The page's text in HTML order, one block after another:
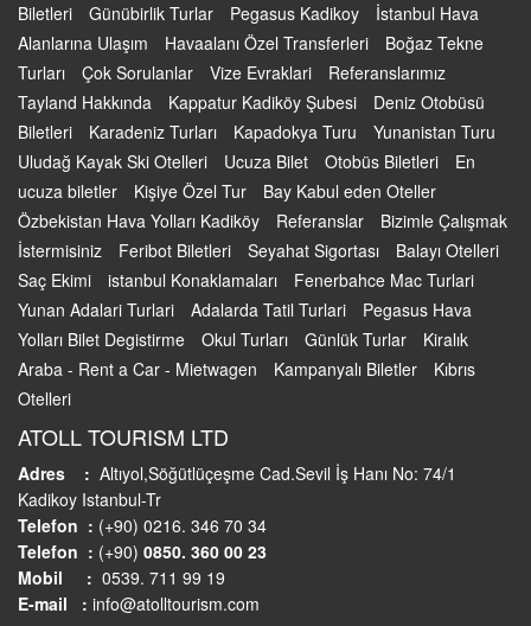
Biletleri
Günübirlik Turlar Pegasus Kadikoy
İstanbul Hava
Alanlarına Ulaşım
Havaalanı Özel Transferleri
Boğaz Tekne
Turları
Çok Sorulanlar Vize Evraklari
Referanslarımız
Tayland Hakkında
Kappatur Kadiköy Şubesi
Deniz Otobüsü
Biletleri
Karadeniz Turları Kapadokya Turu
Yunanistan Turu
Uludağ Kayak Ski Otelleri
Ucuza Bilet Otobüs Biletleri
En
ucuza biletler
Kişiye Özel Tur
Bay Kabul eden Oteller
Özbekistan Hava Yolları Kadiköy
Referanslar
Bizimle Çalışmak
İstermisiniz
Feribot Biletleri Seyahat Sigortası
Balayı Otelleri
Saç Ekimi
istanbul Konaklamaları
Fenerbahce Mac Turlari
Yunan Adalari Turlari
Adalarda Tatil Turlari
Pegasus Hava
Yolları Bilet Degistirme
Okul Turları Günlük Turlar
Kiralık
Araba - Rent a Car - Mietwagen
Kampanyalı Biletler
Kıbrıs
Otelleri
ATOLL TOURISM LTD
Adres : Altıyol,Söğütlüçeşme Cad.Sevil İş Hanı No: 74/1
Kadikoy Istanbul-Tr
Telefon : (+90) 0216. 346 70 34
Telefon : (+90) 0850. 360 00 23
Mobil : 0539. 711 99 19
E-mail : info@atolltourism.com